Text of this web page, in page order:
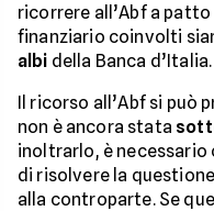
ricorrere all’Abf a
finanziario coinvolti
albi della Banca d’Italia.
Il ricorso all’Abf si può
non è ancora stata
inoltrarlo, è necessario
di risolvere la
alla controparte. Se